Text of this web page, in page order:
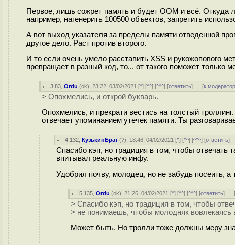
Первое, лишь сожрет память и будет ООМ и всё. Откуда
например, нагенерить 100500 объектов, запретить
А вот выход указателя за пределы памяти отведенной
другое дело. Раст против второго.
И то если очень умело расставить XSS и рукожопового
превращает в разный код, то... от такого поможет только
3.83 ,Ordu (ok), 23:22, 03/02/2021 [^] [^^] [^^^] [ответить] [к
> Опохмелись, и открой букварь.
Опохмелись, и прекрати вестись на толстый
отвечает упоминанием утечек памяти. Ты
4.132 ,КузькинБрат (?), 18:46, 04/02/2021 [^] [^^] [^^^] [ответить]
Спасибо кэп, но традиция в том, чтобы отвечать
впитывал реальную инфу.
Удобрил почву, молодец, но не забудь посеить, а
5.135 ,Ordu (ok), 21:26, 04/02/2021 [^] [^^] [^^^] [ответить]
> Спасибо кэп, но традиция в том, чтобы
> не понимаешь, чтобы молодняк
Может быть. Но тролли тоже должны меру